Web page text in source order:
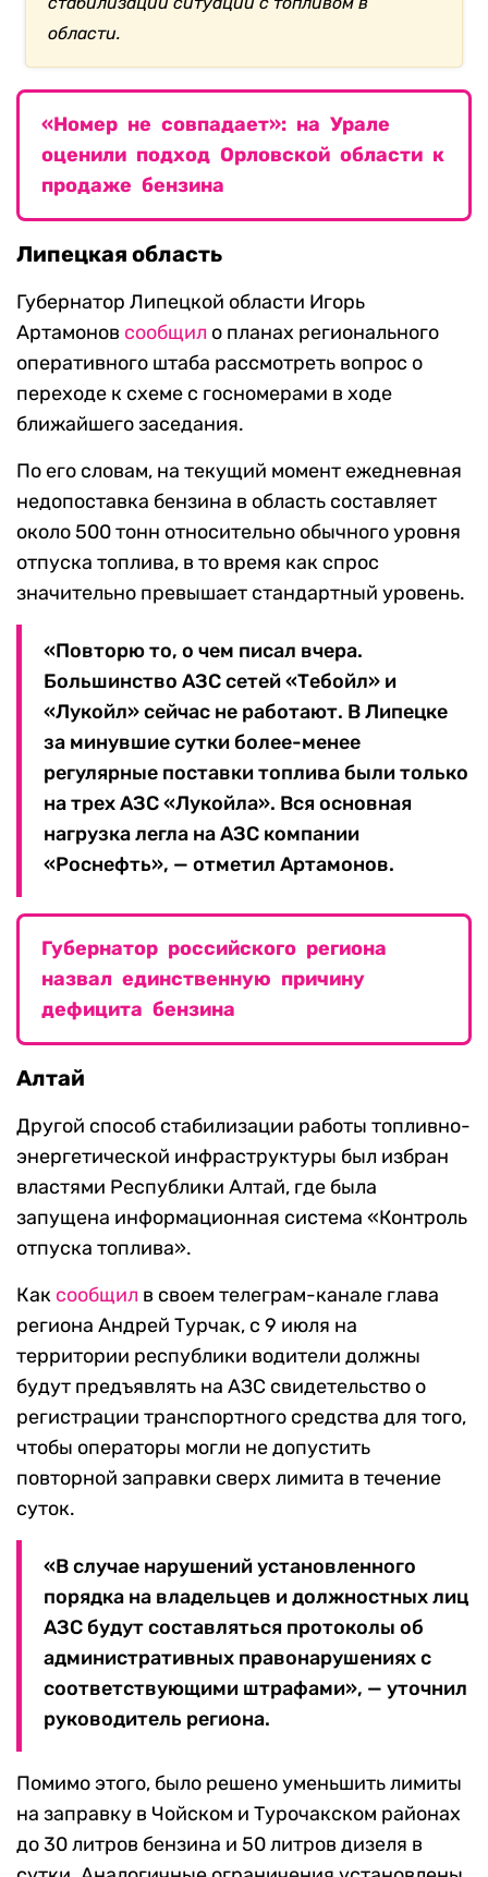
области.
«Номер не совпадает»: на Урале
оценили подход Орловской области к
продаже бензина
Липецкая область
Губернатор Липецкой области Игорь
Артамонов сообщил о планах регионального
оперативного штаба рассмотреть вопрос о
переходе к схеме с госномерами в ходе
ближайшего заседания.
По его словам, на текущий момент ежедневная
недопоставка бензина в область составляет
около 500 тонн относительно обычного уровня
отпуска топлива, в то время как спрос
значительно превышает стандартный уровень.
«Повторю то, о чем писал вчера.
Большинство АЗС сетей «Тебойл» и
«Лукойл» сейчас не работают. В Липецке
за минувшие сутки более-менее
регулярные поставки топлива были только
на трех АЗС «Лукойла». Вся основная
нагрузка легла на АЗС компании
«Роснефть», — отметил Артамонов.
Губернатор российского региона
назвал единственную причину
дефицита бензина
Алтай
Другой способ стабилизации работы топливно-
энергетической инфраструктуры был избран
властями Республики Алтай, где была
запущена информационная система «Контроль
отпуска топлива».
Как сообщил в своем телеграм-канале глава
региона Андрей Турчак, с 9 июля на
территории республики водители должны
будут предъявлять на АЗС свидетельство о
регистрации транспортного средства для того,
чтобы операторы могли не допустить
повторной заправки сверх лимита в течение
суток.
«В случае нарушений установленного
порядка на владельцев и должностных лиц
АЗС будут составляться протоколы об
административных правонарушениях с
соответствующими штрафами», — уточнил
руководитель региона.
Помимо этого, было решено уменьшить лимиты
на заправку в Чойском и Турочакском районах
до 30 литров бензина и 50 литров дизеля в